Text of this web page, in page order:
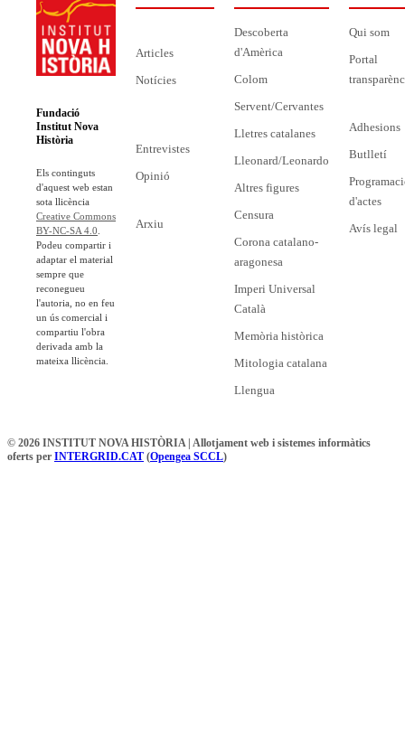
Fundació
Institut Nova
Història
Els continguts
d'aquest web estan
sota llicència
Creative Commons
BY-NC-SA 4.0
Podeu compartir i
adaptar el material
sempre que
reconegueu
l'autoria, no en feu
un ús comercial i
compartiu l'obra
derivada amb la
mateixa llicència.
Articles
Notícies
Entrevistes
Opinió
Arxiu
Descoberta
d'Amèrica
Colom
Servent/Cervantes
Lletres catalanes
Lleonard/Leonardo
Altres figures
Censura
Corona catalano-
aragonesa
Imperi Universal
Català
Memòria històrica
Mitologia catalana
Llengua
Qui som
Portal
Adhesions
Butlletí
d'actes
Avís legal
© 2026 INSTITUT NOVA HISTÒRIA | Allotjament web i sistemes informàtics
oferts per INTERGRID.CAT (Opengea SCCL)